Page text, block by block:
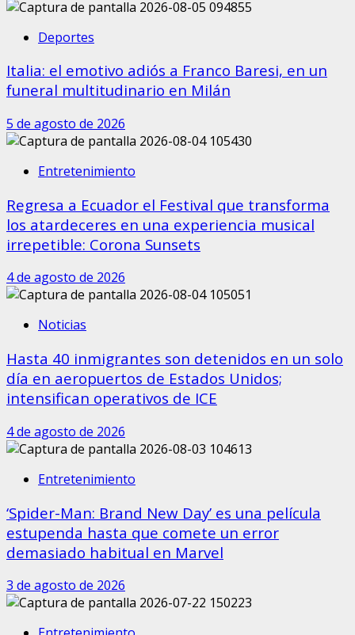
Deportes
Italia: el emotivo adiós a Franco Baresi, en un
funeral multitudinario en Milán
5 de agosto de 2026
Entretenimiento
Regresa a Ecuador el Festival que transforma
los atardeceres en una experiencia musical
irrepetible: Corona Sunsets
4 de agosto de 2026
Noticias
Hasta 40 inmigrantes son detenidos en un solo
día en aeropuertos de Estados Unidos;
intensifican operativos de ICE
4 de agosto de 2026
Entretenimiento
‘Spider-Man: Brand New Day’ es una película
estupenda hasta que comete un error
demasiado habitual en Marvel
3 de agosto de 2026